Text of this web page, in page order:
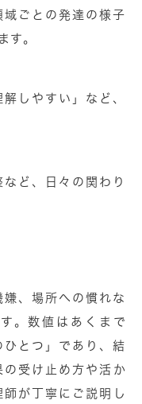
ごとの発達の様子
す。
しやすい」など、
ど、日々の関わり
、場所への慣れな
。数値はあくまで
ひとつ」であり、結
受け止め方や活か
が丁寧にご説明し